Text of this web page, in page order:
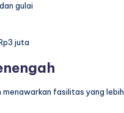
gulai
juta
menawarkan fasilitas yang lebih